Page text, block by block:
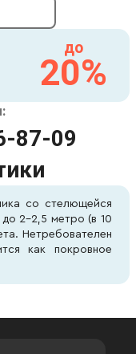
до
20%
87-09
со стелющейся
2-2,5 метро (в 10
Нетребователен
как покровное